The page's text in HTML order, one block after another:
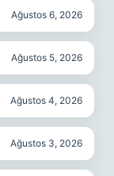
Ağustos 6, 2026
Ağustos 5, 2026
Ağustos 4, 2026
Ağustos 3, 2026